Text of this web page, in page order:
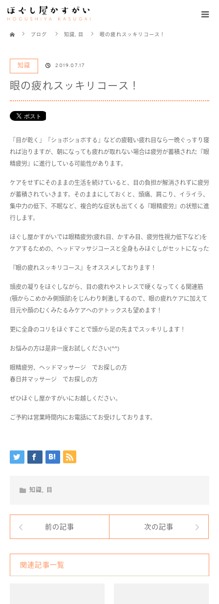
ブログ
知識, 目 眼の疲れスッキリコース！
知識 2019.07.17
眼の疲れスッキリコース！
「目が乾く」「ショボショボする」などの疲軽い疲れ目なら一晩ぐっすり寝
れば治りますが、朝になっても疲れが取れない場合は疲労が蓄積された『眼
精疲労』に進行している可能性があります。
ケアをせずにそのままの生活を続けていると、目の負担が解消されずに疲労
が蓄積されていきます。そのままにしておくと、頭痛、肩こり、イライラ、
集中力の低下、不眠など、複合的な症状も出てくる『眼精疲労』の状態に進
行します。
ほぐし屋かすがいでは眼精疲労(疲れ目、かすみ目、疲労性視力低下など)を
ケアするための、ヘッドマッサジコースと全身もみほぐしがセットになった
『眼の疲れスッキリコース』をオススメしております！
頭皮の凝りをほぐしながら、目の疲れやストレスで硬くなってくる関連筋
(顎からこめかみ側頭部)をじんわり刺激しするので、 眼の疲れケアに加えて
目元や顔のむくみたるみケアへのデトックスも望めます！
更に全身のコリをほぐすことで頭から足の先までスッキリします！
お悩みの方は是非一度お試しください(^^)
眼精疲労、ヘッドマッサージ でお探しの方
春日井マッサージ でお探しの方
ぜひほぐし屋かすがいにお越しください。
ご予約は営業時間内にお電話にてお受けしております。
知識, 目
前の記事 次の記事
関連記事一覧